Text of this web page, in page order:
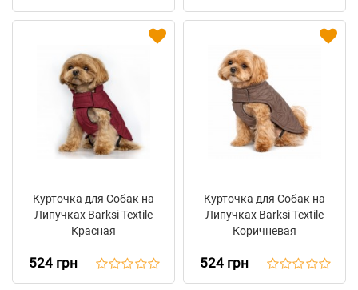
Курточка для Собак на
Липучках Barksi Textile
Красная
524 грн
Курточка для Собак на
Липучках Barksi Textile
Коричневая
524 грн